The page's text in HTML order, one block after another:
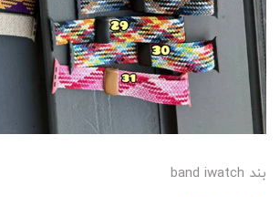
بند band iwatch